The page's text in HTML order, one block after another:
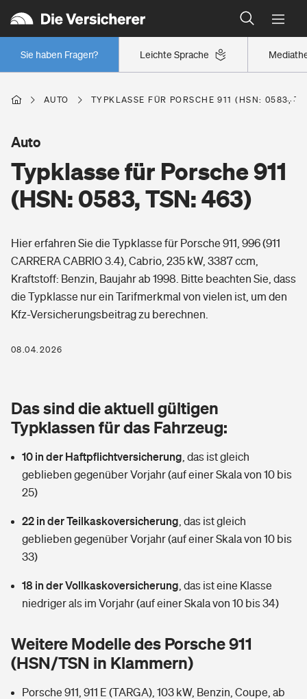
Leichte Sprache
Sie haben Fragen?
Wer versichert was: Jetzt Versicherer finden
Regionalklassen: So ist Ihre Region eingestuft
Wer versichert was: Jetzt Versicherer finden
Berufsunfähigkeitsversicherung
Erwerbsunfähigkeitsversicherung
Grundfähigkeitsversicherung
Arbeitsrechtsschutz
Berufshaftpflichtversicherung
Zur Übersicht
Tools
Wer versichert was: Jetzt Versicherer finden
Sie haben Fragen?
Wohnen
Elementarversicherung
Glasversicherung
Mietkautionsversicherung
Restkreditversicherung
Zur Übersicht
Tools
Hochwasser-Check: Wie gefährdet ist Ihr Haus?
Freizeit
Pri­vate Haft­pflicht­
Kinderunfall­ver­si­che­rung
Kinderinvalidität
Hundehalter-Haftpflicht
Handyversicherung
Private Cyberversicherung
Gesundheit
Private Krankenversicherung
Dread-Disease-Versicherung
Tierkrankenversicherung
Zur Übersicht
Tools
Wer versichert was: Jetzt Versicherer finden
Rentenrechner: Wie viel Geld bekomme ich im Alter?
AUTO TYPKLASSE FÜR PORSCHE 911 (HSN: 0583,
Typklasse für Porsche 911
(HSN: 0583, TSN: 463)
Auto
Hier erfahren Sie die Typklasse für Porsche 911, 996 (911
CARRERA CABRIO 3.4), Cabrio, 235 kW, 3387 ccm,
Kraftstoff: Benzin, Baujahr ab 1998. Bitte beachten Sie, dass
die Typklasse nur ein Tarifmerkmal von vielen ist, um den
Kfz-Versicherungsbeitrag zu berechnen.
08.04.2026
Das sind die aktuell gültigen
Typklassen für das Fahrzeug:
10 in der Haftpflichtversicherung das ist gleich
geblieben gegenüber Vorjahr (auf einer Skala von 10 bis
25)
22 in der Teilkaskoversicherung das ist gleich
geblieben gegenüber Vorjahr (auf einer Skala von 10 bis
33)
18 in der Vollkaskoversicherung das ist eine Klasse
niedriger als im Vorjahr (auf einer Skala von 10 bis 34)
Weitere Modelle des Porsche 911
(HSN/TSN in Klammern)
Porsche 911, 911 E (TARGA), 103 kW, Benzin, Coupe, ab